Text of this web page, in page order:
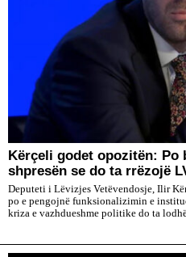
Kërçeli godet opozitën: Po
shpresën se do ta rrëzojë
Deputeti i Lëvizjes Vetëvendosje, Ilir
po e pengojnë funksionalizimin e
kriza e vazhdueshme politike do ta